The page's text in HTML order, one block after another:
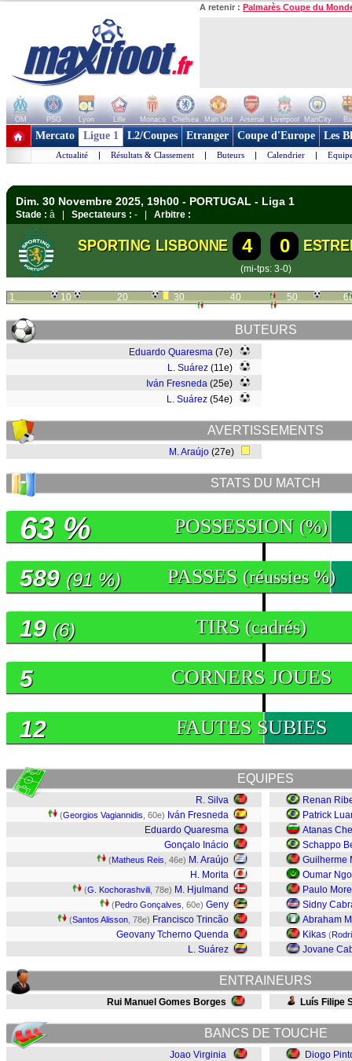
A retenir : Palmarès Coupe du
OM PSG Lyon Lille Monaco Chelsea Man Utd Arsenal Liverpool ManCity
+ de clubs
Mercato Ligue 1 L2/Coupes Etranger Coupe d'Europe Les
Actualité | Résultats & Classement | Buteurs | Calendrier |
Dim. 30 Novembre 2025, 19h00 - PORTUGAL - Liga 1
Stade : à | Spectateurs : - | Arbitre :
SPORTING LISBONNE 4 0
(mi-tps: 3-0)
1 10 20 30 40 50
BUTEURS
Eduardo Quaresma (7e)
L. Suárez (11e)
Iván Fresneda (25e)
L. Suárez (54e)
AVERTISSEMENTS
M. Araújo (27e)
STATS DU MATCH
POSSESSION (%)
63 %
PASSES (réussies %)
589 (91 %)
TIRS (cadrés)
19 (6)
CORNERS JOUES
5
FAUTES SUBIES
12
EQUIPES
R. Silva
(Georgios Vagiannidis , 60e) Iván Fresneda
Eduardo Quaresma
Gonçalo Inácio
(Matheus Reis , 46e) M. Araújo
H. Morita
(G. Kochorashvili , 78e) M. Hjulmand
(Pedro Gonçalves , 60e) Geny
(Santos Alisson , 78e) Francisco Trincão
Geovany Tcherno Quenda
L. Suárez
Renan
Patrick
Atanas
Schappo
Guilherme
Oumar
Paulo
Sidny
Abraham
Kikas (
Jovane
ENTRAINEURS
Rui Manuel Gomes Borges Luís Filipe
BANCS DE TOUCHE
Joao Virginia
Diogo